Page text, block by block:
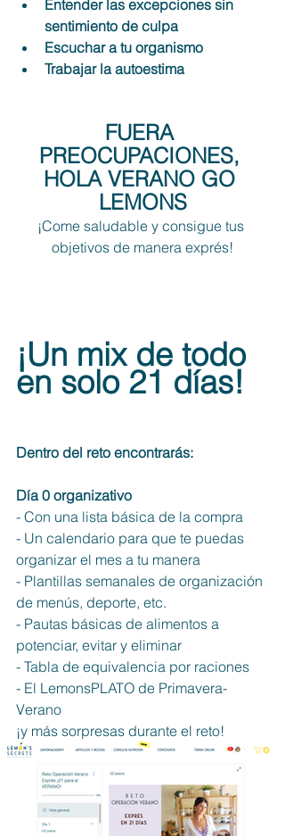
Entender las excepciones sin
sentimiento de culpa
Escuchar a tu organismo
Trabajar la autoestima
FUERA
PREOCUPACIONES,
HOLA VERANO GO
LEMONS
¡Come saludable y consigue tus
objetivos de manera exprés!
¡Un mix de todo
en solo 21 días!
Dentro del reto encontrarás:
Día 0 organizativo
- Con una lista básica de la compra
- Un calendario para que te puedas
organizar el mes a tu manera
- Plantillas semanales de organización
de menús, deporte, etc.
- Pautas básicas de alimentos a
potenciar, evitar y eliminar
- Tabla de equivalencia por raciones
- El LemonsPLATO de Primavera-
Verano
¡y más sorpresas durante el reto!